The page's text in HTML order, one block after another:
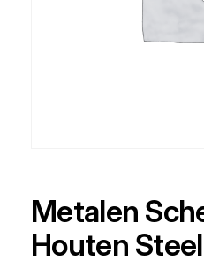
Metalen
Houten